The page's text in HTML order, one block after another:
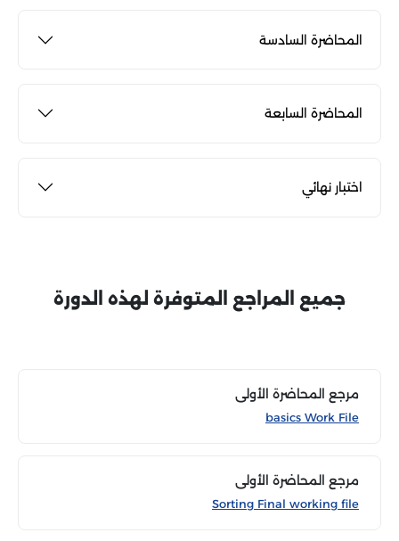
المحاضرة السادسة
المحاضرة السابعة
اختبار نهائي
جميع المراجع المتوفرة لهذه الدورة
مرجع المحاضرة الأولى
basics Work File
مرجع المحاضرة الأولى
Sorting Final working file